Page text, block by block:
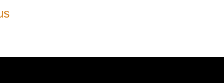
alle verdiepingen zijn er leefruimtes.